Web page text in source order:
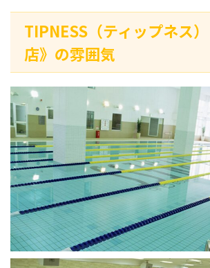
TIPNESS（ティップネス
店》の雰囲気